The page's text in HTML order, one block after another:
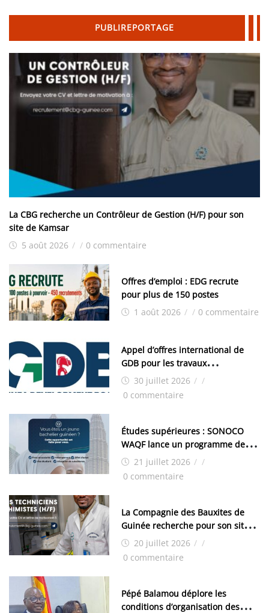
PUBLIREPORTAGE
La CBG recherche un Contrôleur de Gestion (H/F) pour son
site de Kamsar
5 août 2026 / / 0 commentaire
Offres d’emploi : EDG recrute
pour plus de 150 postes
1 août 2026 / / 0 commentaire
Appel d’offres international de
GDB pour les travaux
d’aménagement de la zone
industrielle de FANDJE (PAZIF)
30 juillet 2026 / /
0 commentaire
Études supérieures : SONOCO
WAQF lance un programme de
bourses pour la Malaisie
21 juillet 2026 / /
0 commentaire
La Compagnie des Bauxites de
Guinée recherche pour son site
de Kamsar des techniciens
chimistes (H/F)
20 juillet 2026 / /
0 commentaire
Pépé Balamou déplore les
conditions d’organisation des